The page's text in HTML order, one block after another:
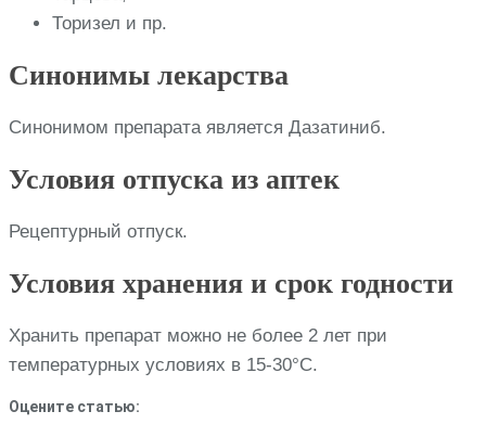
Торизел и пр.
Синонимы лекарства
Синонимом препарата является Дазатиниб.
Условия отпуска из аптек
Рецептурный отпуск.
Условия хранения и срок годности
Хранить препарат можно не более 2 лет при
температурных условиях в 15-30°С.
Оцените статью: